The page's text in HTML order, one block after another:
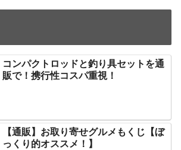
コンパクトロッドと釣り具セットを通
販で！携行性コスパ重視！
【通販】お取り寄せグルメもくじ【ぼ
っくり的オススメ！】